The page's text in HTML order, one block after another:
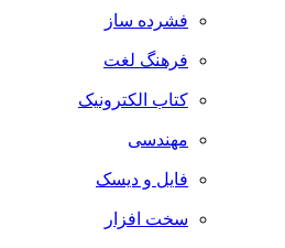
فشرده ساز
فرهنگ لغت
کتاب الکترونیک
مهندسی
فایل و دیسک
سخت افزار